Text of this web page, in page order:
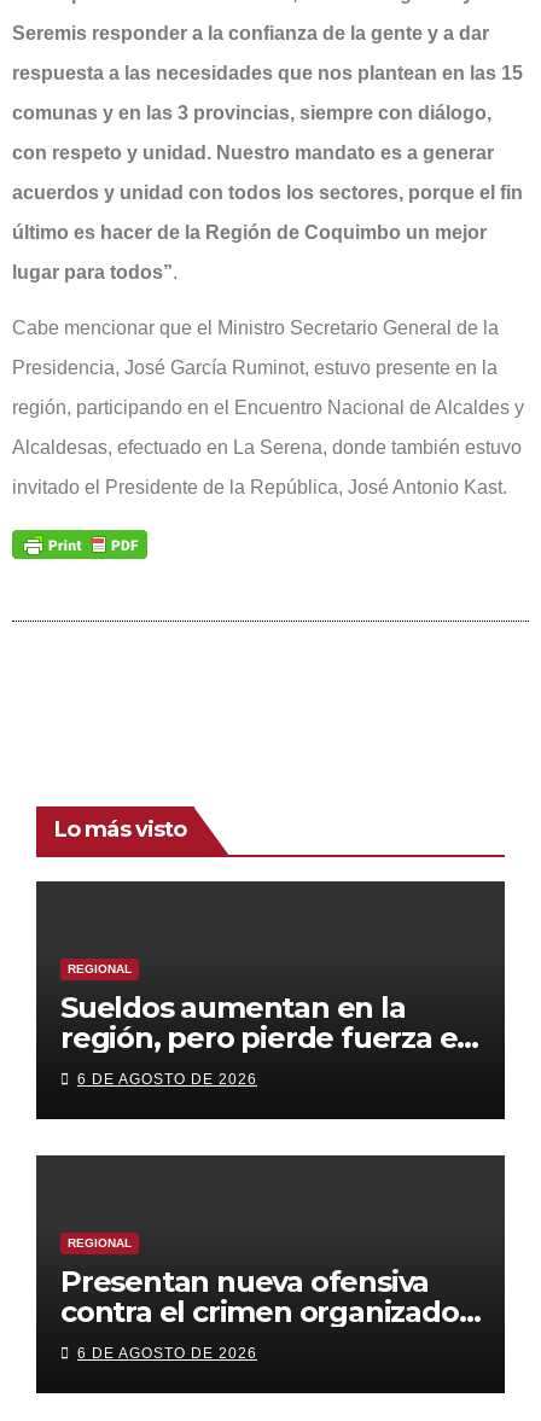
Seremis responder a la confianza de la gente y a dar
respuesta a las necesidades que nos plantean en las 15
comunas y en las 3 provincias, siempre con diálogo,
con respeto y unidad. Nuestro mandato es a generar
acuerdos y unidad con todos los sectores, porque el fin
último es hacer de la Región de Coquimbo un mejor
lugar para todos”.
Cabe mencionar que el Ministro Secretario General de la
Presidencia, José García Ruminot, estuvo presente en la
región, participando en el Encuentro Nacional de Alcaldes y
Alcaldesas, efectuado en La Serena, donde también estuvo
invitado el Presidente de la República, José Antonio Kast.
Lo más visto
REGIONAL
Sueldos aumentan en la
región, pero pierde fuerza el
empleo formal
6 DE AGOSTO DE 2026
REGIONAL
Presentan nueva ofensiva
contra el crimen organizado:
más control territorial,
cárceles más estrictas y
decomiso de bienes
6 DE AGOSTO DE 2026